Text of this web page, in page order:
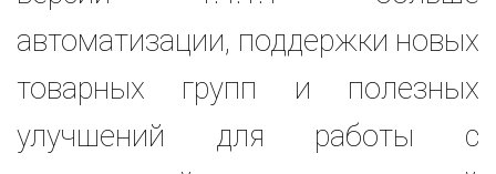
автоматизации, поддержки новых
товарных групп и полезных
улучшений для работы с